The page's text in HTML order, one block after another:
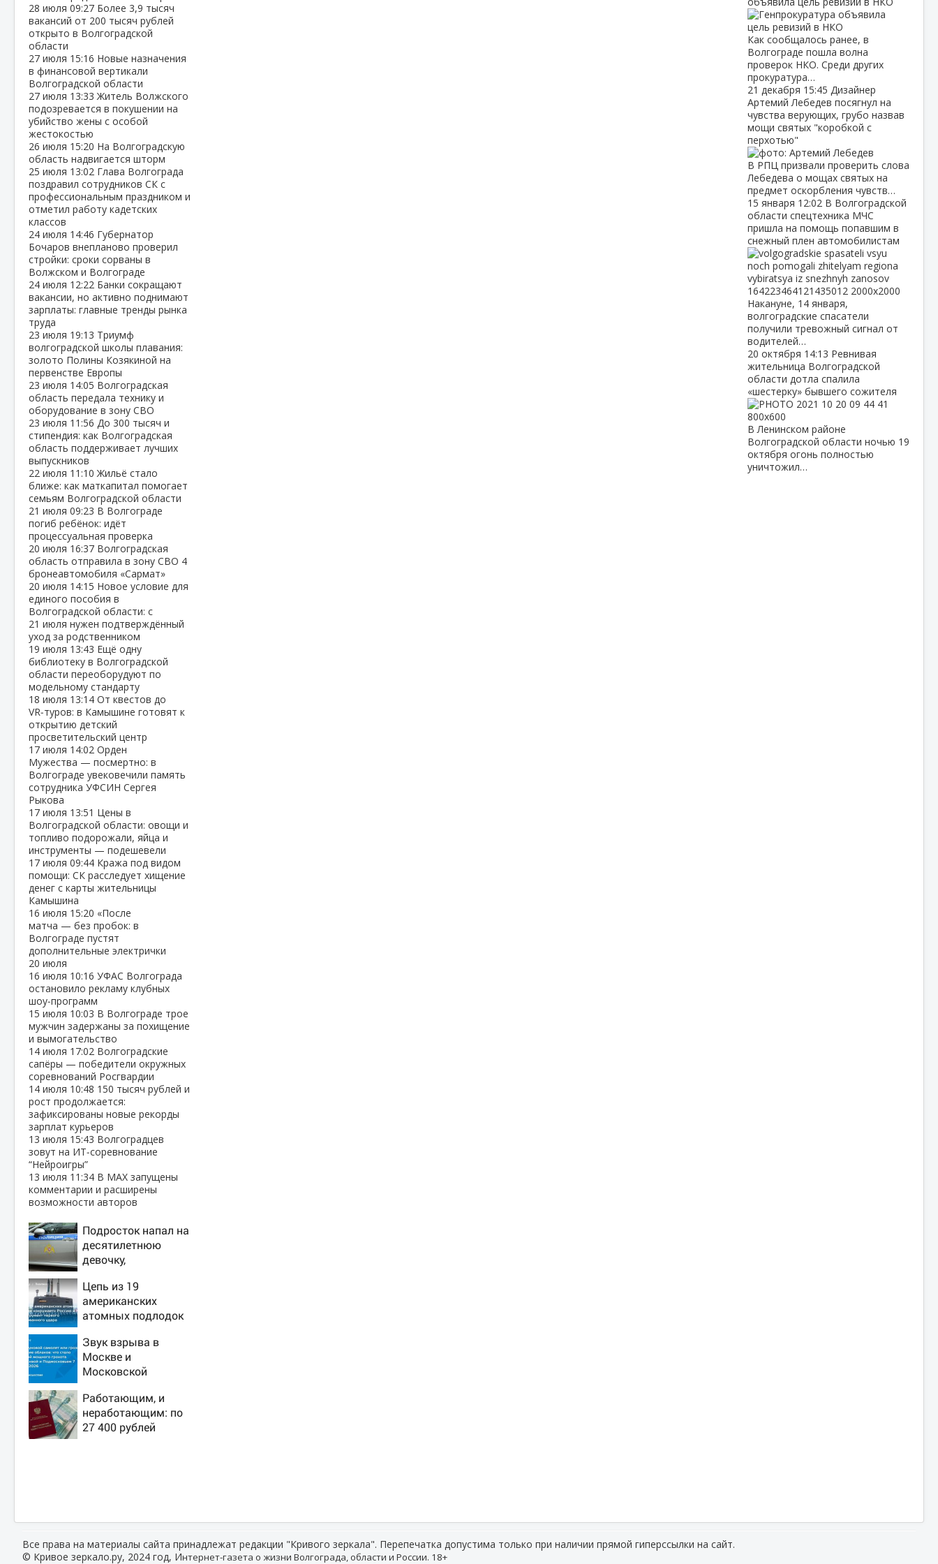
28 июля 09:27 Более 3,9 тысяч
вакансий от 200 тысяч рублей
открыто в Волгоградской
области
27 июля 15:16 Новые назначения
в финансовой вертикали
Волгоградской области
27 июля 13:33Житель Волжского
подозревается в покушении на
убийство жены с особой
жестокостью
26 июля 15:20 На Волгоградскую
область надвигается шторм
25 июля 13:02 Глава Волгограда
поздравил сотрудников СК с
профессиональным праздником и
отметил работу кадетских
классов
24 июля 14:46 Губернатор
Бочаров внепланово проверил
стройки: сроки сорваны в
Волжском и Волгограде
24 июля 12:22 Банки сокращают
вакансии, но активно поднимают
зарплаты: главные тренды рынка
труда
23 июля 19:13 Триумф
волгоградской школы плавания:
золото Полины Козякиной на
первенстве Европы
23 июля 14:05 Волгоградская
область передала технику и
оборудование в зону СВО
23 июля 11:56 До 300 тысяч и
стипендия: как Волгоградская
область поддерживает лучших
выпускников
22 июля 11:10Жильё стало
ближе: как маткапитал помогает
семьям Волгоградской области
21 июля 09:23 В Волгограде
погиб ребёнок: идёт
процессуальная проверка
20 июля 16:37 Волгоградская
область отправила в зону СВО 4
бронеавтомобиля «Сармат»
20 июля 14:15 Новое условие для
единого пособия в
Волгоградской области: с
21 июля нужен подтверждённый
уход за родственником
19 июля 13:43 Ещё одну
библиотеку в Волгоградской
области переоборудуют по
модельному стандарту
18 июля 13:14 От квестов до
VR‑туров: в Камышине готовят к
открытию детский
просветительский центр
17 июля 14:02 Орден
Мужества — посмертно: в
Волгограде увековечили память
сотрудника УФСИН Сергея
Рыкова
17 июля 13:51 Цены в
Волгоградской области: овощи и
топливо подорожали, яйца и
инструменты — подешевели
17 июля 09:44 Кража под видом
помощи: СК расследует хищение
денег с карты жительницы
Камышина
16 июля 15:20 «После
матча — без пробок: в
Волгограде пустят
дополнительные электрички
20 июля
16 июля 10:16 УФАС Волгограда
остановило рекламу клубных
шоу‑программ
15 июля 10:03 В Волгограде трое
мужчин задержаны за похищение
и вымогательство
14 июля 17:02 Волгоградские
сапёры — победители окружных
соревнований Росгвардии
14 июля 10:48 150 тысяч рублей и
рост продолжается:
зафиксированы новые рекорды
зарплат курьеров
13 июля 15:43 Волгоградцев
зовут на ИТ‑соревнование
“Нейроигры”
13 июля 11:34 В МАХ запущены
комментарии и расширены
возможности авторов
Подросток напал на
десятилетнюю
девочку,
квартиру
Цепь из 19
американских
атомных подлодок
и Китай: это
инструмент первого
массированного
Звук взрыва в
Москве и
Московской
2026 года: Причины,
источник, откуда
был громкий хлопок
Работающим, и
неработающим: по
27 400 рублей
Как сообщалось ранее, в
Волгограде пошла волна
проверок НКО. Среди других
прокуратура…
21 декабря 15:45 Дизайнер
Артемий Лебедев посягнул на
чувства верующих, грубо назвав
мощи святых "коробкой с
перхотью"
В РПЦ призвали проверить слова
Лебедева о мощах святых на
предмет оскорбления чувств…
15 января 12:02 В Волгоградской
области спецтехника МЧС
пришла на помощь попавшим в
снежный плен автомобилистам
Накануне, 14 января,
волгоградские спасатели
получили тревожный сигнал от
водителей…
20 октября 14:13 Ревнивая
жительница Волгоградской
области дотла спалила
«шестерку» бывшего сожителя
В Ленинском районе
Волгоградской области ночью 19
октября огонь полностью
уничтожил…
Все права на материалы сайта принадлежат редакции "Кривого зеркала". Перепечатка допустима только при наличии прямой гиперссылки на сайт.
© Кривое зеркало.ру, 2024 год, Интернет-газета о жизни Волгограда, области и России. 18+